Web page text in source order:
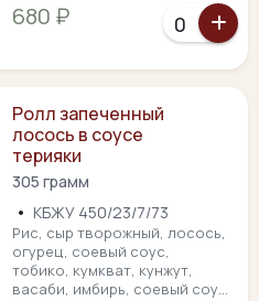
680 ₽
Ролл запеченный
лосось в соусе
терияки
305 грамм
• КБЖУ 450/23/7/73
Рис, сыр творожный, лосось,
огурец, соевый соус,
тобико, кумкват, кунжут,
васаби, имбирь, соевый соу...